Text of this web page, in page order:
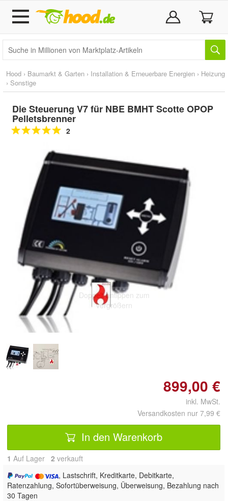
Hood › Baumarkt & Garten › Installation & Erneuerbare Energien › Heizung
› Sonstige
Die Steuerung V7 für NBE BMHT Scotte OPOP
Pelletsbrenner
2
Doppelt antippen zum
vergrößern
899,00 €
inkl. MwSt.
Versandkosten nur 7,99 €
In den Warenkorb
1 Auf Lager 2 verkauft
, Lastschrift, Kreditkarte, Debitkarte,
Ratenzahlung, Sofortüberweisung, Überweisung, Bezahlung nach
30 Tagen